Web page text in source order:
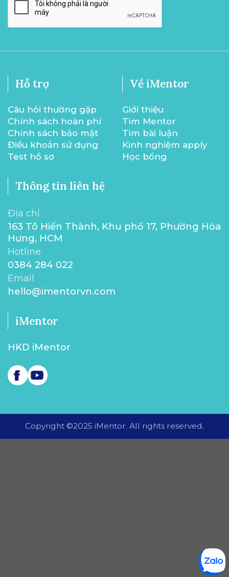
Hỗ trợ
Câu hỏi thường gặp
Chính sách hoàn phí
Chính sách bảo mật
Điều khoản sử dụng
Test hồ sơ
Về iMentor
Giới thiệu
Tìm Mentor
Tìm bài luận
Kinh nghiệm apply
Học bổng
Thông tin liên hệ
Địa chỉ
163 Tô Hiến Thành, Khu phố 17, Phường Hòa
Hưng, HCM
Hotline
0384 284 022
Email
hello@imentorvn.com
iMentor
HKD iMentor
Copyright ©2025 iMentor. All rights reserved.